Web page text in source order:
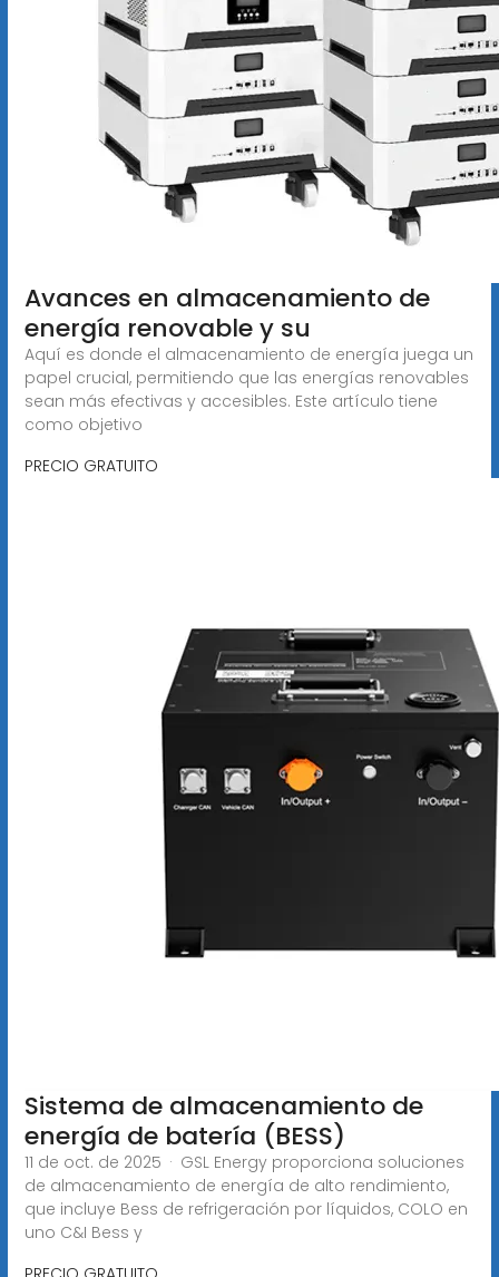
Avances en almacenamiento de
energía renovable y su
Aquí es donde el almacenamiento de energía juega un
papel crucial, permitiendo que las energías renovables
sean más efectivas y accesibles. Este artículo tiene
como objetivo
PRECIO GRATUITO
Sistema de almacenamiento de
energía de batería (BESS)
11 de oct. de 2025 · GSL Energy proporciona soluciones
de almacenamiento de energía de alto rendimiento,
que incluye Bess de refrigeración por líquidos, COLO en
uno C&I Bess y